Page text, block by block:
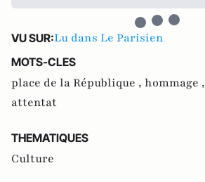
VU SUR:Lu dans Le Parisien
MOTS-CLES
place de la République , hommage ,
attentat
THEMATIQUES
Culture